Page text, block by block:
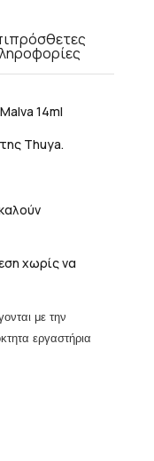
14ml
Thuya.
χωρίς να
με την
εργαστήρια